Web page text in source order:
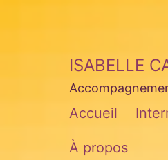
ISABELLE
Accueil
À propos